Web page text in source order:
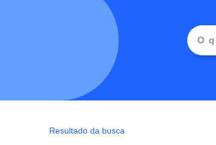
Resultado da busca